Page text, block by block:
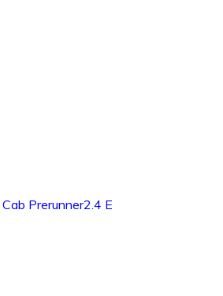
Prerunner2.4 E